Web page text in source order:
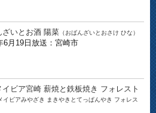
ざいとお酒 陽菜 （おばんざいとおさけ ひな）
6月19日放送：宮崎市
イビア宮崎 薪焼と鉄板焼き フォレスト
イビアみやざき まきやきとてっぱんやき フォレス